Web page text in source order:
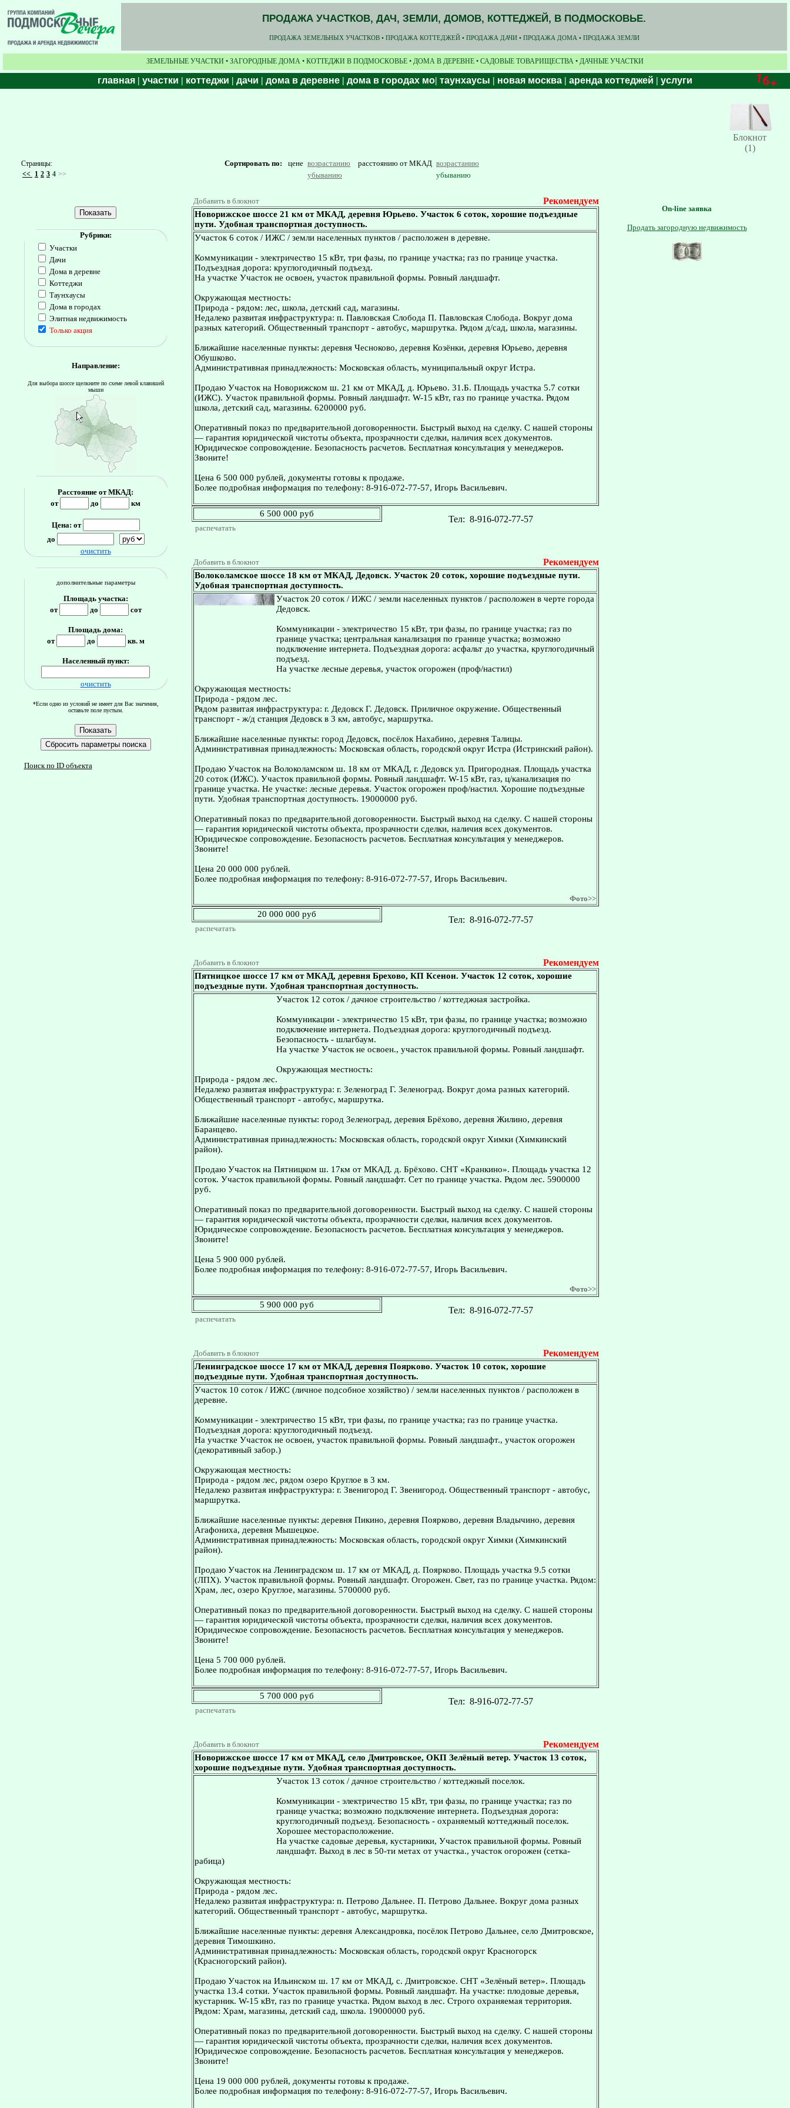
ПРОДАЖА УЧАСТКОВ, ДАЧ, ЗЕМЛИ, ДОМОВ, КОТТЕДЖЕЙ, В ПОДМОСКОВЬЕ.
ПРОДАЖА ЗЕМЕЛЬНЫХ УЧАСТКОВ • ПРОДАЖА КОТТЕДЖЕЙ • ПРОДАЖА ДАЧИ • ПРОДАЖА ДОМА • ПРОДАЖА ЗЕМЛИ
ЗЕМЕЛЬНЫЕ УЧАСТКИ • ЗАГОРОДНЫЕ ДОМА • КОТТЕДЖИ В ПОДМОСКОВЬЕ • ДОМА В ДЕРЕВНЕ • САДОВЫЕ ТОВАРИЩЕСТВА • ДАЧНЫЕ УЧАСТКИ
главная | участки | коттеджи | дачи | дома в деревне | дома в городах мо| таунхаусы | новая москва | аренда коттеджей | услуги
Блокнот
(1)
Страницы:
<< 1 2 3 4 >>
Сортировать по: цене возрастанию расстоянию от МКАД возрастанию
убыванию
убыванию
Рубрики:
Участки
Дачи
Дома в деревне
Коттеджи
Таунхаусы
Дома в городах
Элитная недвижимость
Только акция
Направление:
Для выбора шоссе щелкните по схеме левой клавишей
мыши
Расстояние от МКАД:
от
до км
Цена: от
до
очистить
дополнительные параметры
Площадь участка:
от
до сот
Площадь дома:
от
до кв. м
Населенный пункт:
очистить
*Если одно из условий не имеет для Вас значения,
оставьте поле пустым.
Поиск по ID объекта
Добавить в блокнот Рекомендуем
Новорижское шоссе 21 км от МКАД, деревня Юрьево. Участок 6 соток, хорошие подъездные
пути. Удобная транспортная доступность.
Участок 6 соток / ИЖС / земли населенных пунктов / расположен в деревне.
Коммуникации - электричество 15 кВт, три фазы, по границе участка; газ по границе участка.
Подъездная дорога: круглогодичный подъезд.
На участке Участок не освоен, участок правильной формы. Ровный ландшафт.
Окружающая местность:
Природа - рядом: лес, школа, детский сад, магазины.
Недалеко развитая инфраструктура: п. Павловская Слобода П. Павловская Слобода. Вокруг дома
разных категорий. Общественный транспорт - автобус, маршрутка. Рядом д/сад, школа, магазины.
Ближайшие населенные пункты: деревня Чесноково, деревня Козёнки, деревня Юрьево, деревня
Обушково.
Административная принадлежность: Московская область, муниципальный округ Истра.
Продаю Участок на Новорижском ш. 21 км от МКАД, д. Юрьево. 31.Б. Площадь участка 5.7 сотки
(ИЖС). Участок правильной формы. Ровный ландшафт. W-15 кВт, газ по границе участка. Рядом
школа, детский сад, магазины. 6200000 руб.
Оперативный показ по предварительной договоренности. Быстрый выход на сделку. С нашей стороны
— гарантия юридической чистоты объекта, прозрачности сделки, наличия всех документов.
Юридическое сопровождение. Безопасность расчетов. Бесплатная консультация у менеджеров.
Звоните!
Цена 6 500 000 рублей, документы готовы к продаже.
Более подробная информация по телефону: 8-916-072-77-57, Игорь Васильевич.
6 500 000 руб
распечатать
Тел: 8-916-072-77-57
Добавить в блокнот Рекомендуем
Волоколамское шоссе 18 км от МКАД, Дедовск. Участок 20 соток, хорошие подъездные пути.
Удобная транспортная доступность.
Участок 20 соток / ИЖС / земли населенных пунктов / расположен в черте города
Дедовск.
Коммуникации - электричество 15 кВт, три фазы, по границе участка; газ по
границе участка; центральная канализация по границе участка; возможно
подключение интернета. Подъездная дорога: асфальт до участка, круглогодичный
подъезд.
На участке лесные деревья, участок огорожен (проф/настил)
Окружающая местность:
Природа - рядом лес.
Рядом развитая инфраструктура: г. Дедовск Г. Дедовск. Приличное окружение. Общественный
транспорт - ж/д станция Дедовск в 3 км, автобус, маршрутка.
Ближайшие населенные пункты: город Дедовск, посёлок Нахабино, деревня Талицы.
Административная принадлежность: Московская область, городской округ Истра (Истринский район).
Продаю Участок на Волоколамском ш. 18 км от МКАД, г. Дедовск ул. Пригородная. Площадь участка
20 соток (ИЖС). Участок правильной формы. Ровный ландшафт. W-15 кВт, газ, ц/канализация по
границе участка. Не участке: лесные деревья. Участок огорожен проф/настил. Хорошие подъездные
пути. Удобная транспортная доступность. 19000000 руб.
Оперативный показ по предварительной договоренности. Быстрый выход на сделку. С нашей стороны
— гарантия юридической чистоты объекта, прозрачности сделки, наличия всех документов.
Юридическое сопровождение. Безопасность расчетов. Бесплатная консультация у менеджеров.
Звоните!
Цена 20 000 000 рублей.
Более подробная информация по телефону: 8-916-072-77-57, Игорь Васильевич.
Фото>>
20 000 000 руб
распечатать
Тел: 8-916-072-77-57
Добавить в блокнот Рекомендуем
Пятницкое шоссе 17 км от МКАД, деревня Брехово, КП Ксенон. Участок 12 соток, хорошие
подъездные пути. Удобная транспортная доступность.
Участок 12 соток / дачное строительство / коттеджная застройка.
Коммуникации - электричество 15 кВт, три фазы, по границе участка; возможно
подключение интернета. Подъездная дорога: круглогодичный подъезд.
Безопасность - шлагбаум.
На участке Участок не освоен., участок правильной формы. Ровный ландшафт.
Окружающая местность:
Природа - рядом лес.
Недалеко развитая инфраструктура: г. Зеленоград Г. Зеленоград. Вокруг дома разных категорий.
Общественный транспорт - автобус, маршрутка.
Ближайшие населенные пункты: город Зеленоград, деревня Брёхово, деревня Жилино, деревня
Баранцево.
Административная принадлежность: Московская область, городской округ Химки (Химкинский
район).
Продаю Участок на Пятницком ш. 17км от МКАД. д. Брёхово. СНТ «Кранкино». Площадь участка 12
соток. Участок правильной формы. Ровный ландшафт. Сет по границе участка. Рядом лес. 5900000
руб.
Оперативный показ по предварительной договоренности. Быстрый выход на сделку. С нашей стороны
— гарантия юридической чистоты объекта, прозрачности сделки, наличия всех документов.
Юридическое сопровождение. Безопасность расчетов. Бесплатная консультация у менеджеров.
Звоните!
Цена 5 900 000 рублей.
Более подробная информация по телефону: 8-916-072-77-57, Игорь Васильевич.
Фото>>
5 900 000 руб
распечатать
Тел: 8-916-072-77-57
Добавить в блокнот Рекомендуем
Ленинградское шоссе 17 км от МКАД, деревня Поярково. Участок 10 соток, хорошие
подъездные пути. Удобная транспортная доступность.
Участок 10 соток / ИЖС (личное подсобное хозяйство) / земли населенных пунктов / расположен в
деревне.
Коммуникации - электричество 15 кВт, три фазы, по границе участка; газ по границе участка.
Подъездная дорога: круглогодичный подъезд.
На участке Участок не освоен, участок правильной формы. Ровный ландшафт., участок огорожен
(декоративный забор.)
Окружающая местность:
Природа - рядом лес, рядом озеро Круглое в 3 км.
Недалеко развитая инфраструктура: г. Звенигород Г. Звенигород. Общественный транспорт - автобус,
маршрутка.
Ближайшие населенные пункты: деревня Пикино, деревня Поярково, деревня Владычино, деревня
Агафониха, деревня Мышецкое.
Административная принадлежность: Московская область, городской округ Химки (Химкинский
район).
Продаю Участок на Ленинградском ш. 17 км от МКАД, д. Поярково. Площадь участка 9.5 сотки
(ЛПХ). Участок правильной формы. Ровный ландшафт. Огорожен. Свет, газ по границе участка. Рядом:
Храм, лес, озеро Круглое, магазины. 5700000 руб.
Оперативный показ по предварительной договоренности. Быстрый выход на сделку. С нашей стороны
— гарантия юридической чистоты объекта, прозрачности сделки, наличия всех документов.
Юридическое сопровождение. Безопасность расчетов. Бесплатная консультация у менеджеров.
Звоните!
Цена 5 700 000 рублей.
Более подробная информация по телефону: 8-916-072-77-57, Игорь Васильевич.
5 700 000 руб
распечатать
Тел: 8-916-072-77-57
Добавить в блокнот Рекомендуем
Новорижское шоссе 17 км от МКАД, село Дмитровское, ОКП Зелёный ветер. Участок 13 соток,
хорошие подъездные пути. Удобная транспортная доступность.
Участок 13 соток / дачное строительство / коттеджный поселок.
Коммуникации - электричество 15 кВт, три фазы, по границе участка; газ по
границе участка; возможно подключение интернета. Подъездная дорога:
круглогодичный подъезд. Безопасность - охраняемый коттеджный поселок.
Хорошее месторасположение.
На участке садовые деревья, кустарники, Участок правильной формы. Ровный
ландшафт. Выход в лес в 50-ти метах от участка., участок огорожен (сетка-
рабица)
Окружающая местность:
Природа - рядом лес.
Недалеко развитая инфраструктура: п. Петрово Дальнее. П. Петрово Дальнее. Вокруг дома разных
категорий. Общественный транспорт - автобус, маршрутка.
Ближайшие населенные пункты: деревня Александровка, посёлок Петрово Дальнее, село Дмитровское,
деревня Тимошкино.
Административная принадлежность: Московская область, городской округ Красногорск
(Красногорский район).
Продаю Участок на Ильинском ш. 17 км от МКАД, с. Дмитровское. СНТ «Зелёный ветер». Площадь
участка 13.4 сотки. Участок правильной формы. Ровный ландшафт. На участке: плодовые деревья,
кустарник. W-15 кВт, газ по границе участка. Рядом выход в лес. Строго охраняемая территория.
Рядом: Храм, магазины, детский сад, школа. 19000000 руб.
Оперативный показ по предварительной договоренности. Быстрый выход на сделку. С нашей стороны
— гарантия юридической чистоты объекта, прозрачности сделки, наличия всех документов.
Юридическое сопровождение. Безопасность расчетов. Бесплатная консультация у менеджеров.
Звоните!
Цена 19 000 000 рублей, документы готовы к продаже.
Более подробная информация по телефону: 8-916-072-77-57, Игорь Васильевич.
On-line заявка
Продать загородную недвижимость